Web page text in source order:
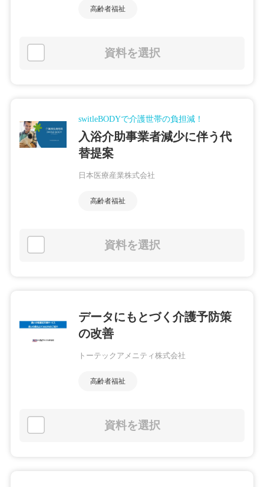
高齢者福祉
資料を選択
switleBODYで介護世帯の負担減！
入浴介助事業者減少に伴う代
替提案
日本医療産業株式会社
高齢者福祉
資料を選択
データにもとづく介護予防策
の改善
トーテックアメニティ株式会社
高齢者福祉
資料を選択